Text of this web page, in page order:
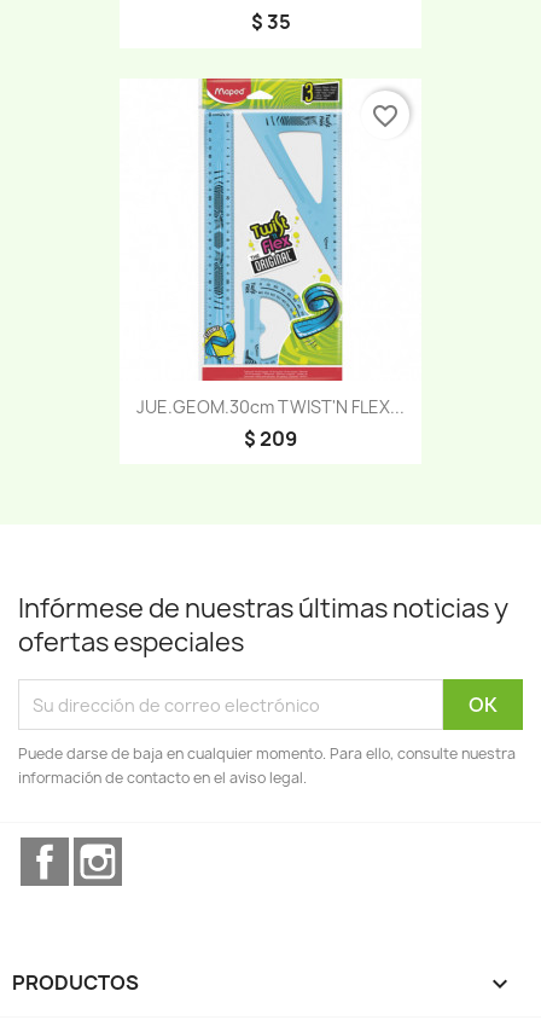
$ 35
JUE.GEOM.30cm TWIST'N FLEX...
$ 209
favorite_border
Infórmese de nuestras últimas noticias y
ofertas especiales
Puede darse de baja en cualquier momento. Para ello, consulte nuestra
información de contacto en el aviso legal.
Facebook
PRODUCTOS 